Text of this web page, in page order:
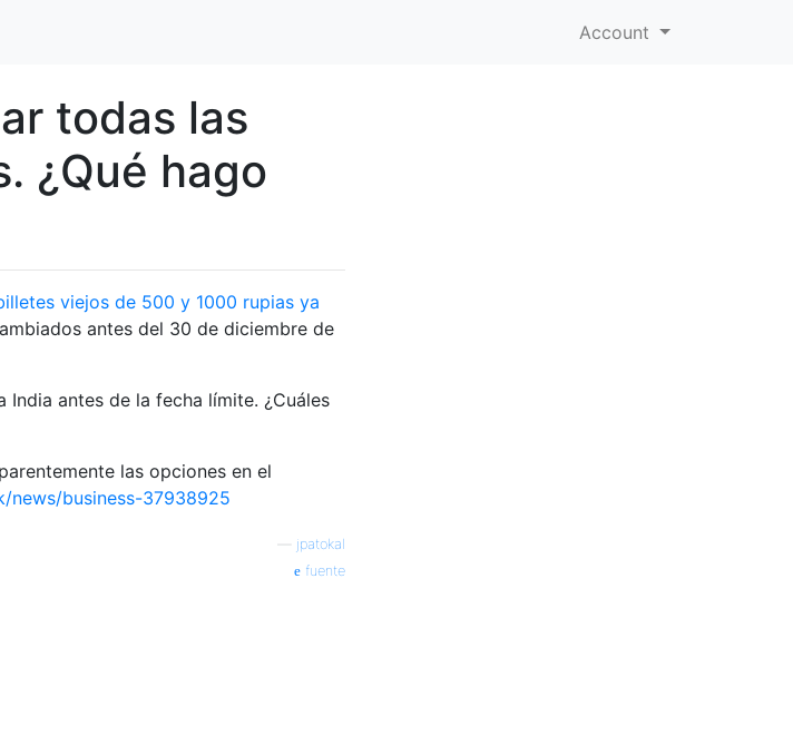
Account
todas las
¿Qué hago
viejos de 500 y 1000 rupias ya
antes del 30 de diciembre de
antes de la fecha límite. ¿Cuáles
las opciones en el
news/business-37938925
jpatokal
fuente